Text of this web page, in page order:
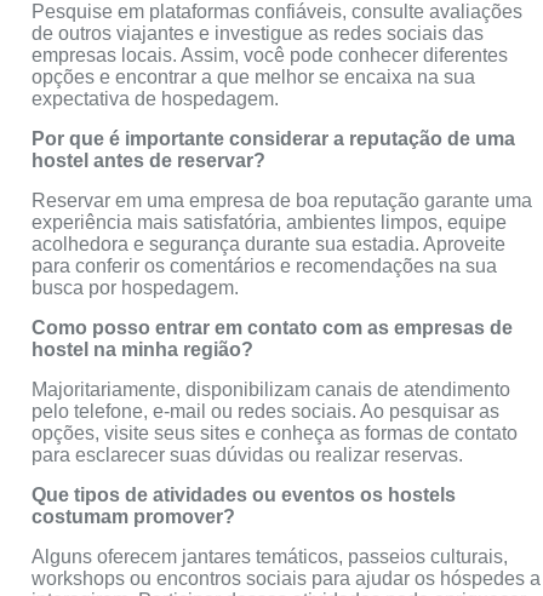
Pesquise em plataformas confiáveis, consulte avaliações
de outros viajantes e investigue as redes sociais das
empresas locais. Assim, você pode conhecer diferentes
opções e encontrar a que melhor se encaixa na sua
expectativa de hospedagem.
Por que é importante considerar a reputação de uma
hostel antes de reservar?
Reservar em uma empresa de boa reputação garante uma
experiência mais satisfatória, ambientes limpos, equipe
acolhedora e segurança durante sua estadia. Aproveite
para conferir os comentários e recomendações na sua
busca por hospedagem.
Como posso entrar em contato com as empresas de
hostel na minha região?
Majoritariamente, disponibilizam canais de atendimento
pelo telefone, e-mail ou redes sociais. Ao pesquisar as
opções, visite seus sites e conheça as formas de contato
para esclarecer suas dúvidas ou realizar reservas.
Que tipos de atividades ou eventos os hostels
costumam promover?
Alguns oferecem jantares temáticos, passeios culturais,
workshops ou encontros sociais para ajudar os hóspedes a